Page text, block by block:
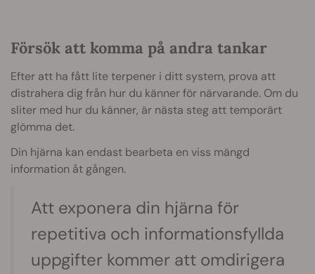
Försök att komma på andra tankar
Efter att ha fått lite terpener i ditt system, prova att
distrahera dig från hur du känner för närvarande. Om du
sliter med hur du känner, är nästa steg att temporärt
glömma det.
Din hjärna kan endast bearbeta en viss mängd
information åt gången.
Att exponera din hjärna för
repetitiva och informationsfyllda
uppgifter kommer att omdirigera